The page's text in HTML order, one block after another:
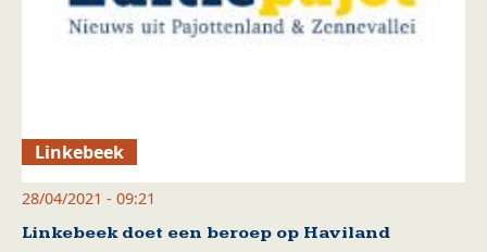
Linkebeek
28/04/2021 - 09:21
Linkebeek doet een beroep op Haviland